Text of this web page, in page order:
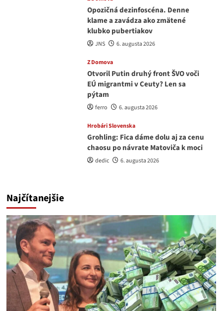
Opozičná dezinfoscéna. Denne
klame a zavádza ako zmätené
klubko pubertiakov
JNS 6. augusta 2026
Z Domova
Otvoril Putin druhý front ŠVO voči
EÚ migrantmi v Ceuty? Len sa
pýtam
ferro 6. augusta 2026
Hrobári Slovenska
Grohling: Fica dáme dolu aj za cenu
chaosu po návrate Matoviča k moci
dedic 6. augusta 2026
Najčítanejšie